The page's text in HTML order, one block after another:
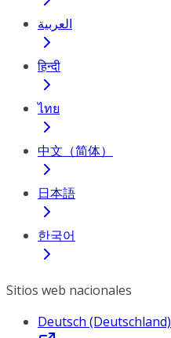
العربية
हिन्दी
ไทย
中文（简体）
日本語
한국어
Sitios web nacionales
Deutsch (Deutschland)